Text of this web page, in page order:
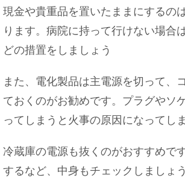
現金や貴重品を置いたままにするの
ります。病院に持って行けない場合
どの措置をしましょう
また、電化製品は主電源を切って、
ておくのがお勧めです。プラグやソ
ってしまうと火事の原因になってし
冷蔵庫の電源も抜くのがおすすめで
するなど、中身もチェックしましょ